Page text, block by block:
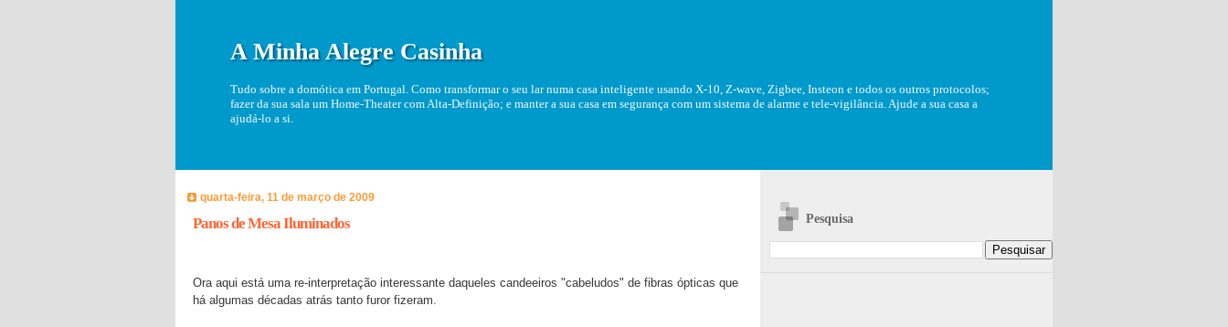
A Minha Alegre Casinha
Tudo sobre a domótica em Portugal. Como transformar o seu lar numa casa inteligente usando X-10, Z-wave, Zigbee, Insteon e todos os outros protocolos;
fazer da sua sala um Home-Theater com Alta-Definição; e manter a sua casa em segurança com um sistema de alarme e tele-vigilância. Ajude a sua casa a
ajudá-lo a si.
quarta-feira, 11 de março de 2009
Panos de Mesa Iluminados
Ora aqui está uma re-interpretação interessante daqueles candeeiros "cabeludos" de fibras ópticas que
há algumas décadas atrás tanto furor fizeram.
Pesquisa